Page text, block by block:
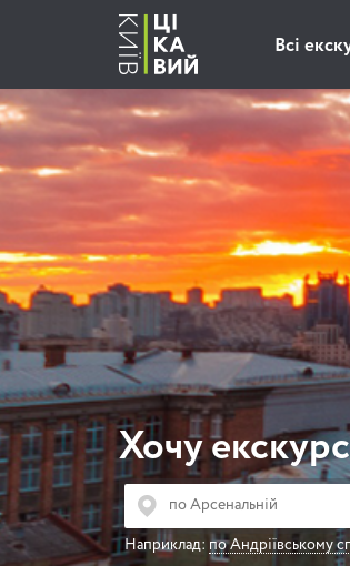
Всі
Хочу
Наприклад: по Андріївському